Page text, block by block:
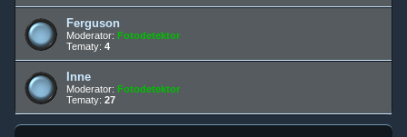
Ferguson
Moderator: Fotodetektor
Tematy: 4
Inne
Moderator: Fotodetektor
Tematy: 27